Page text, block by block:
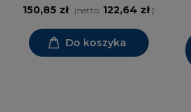
zaworkiem i aktywnym węglem
150,85 zł (netto: 122,64 zł)
Do koszyka